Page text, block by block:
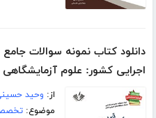
دانلود کتاب نمونه سوالات
اجرایی کشور: علوم آزمایشگاهی
از: وحید
موضوع: